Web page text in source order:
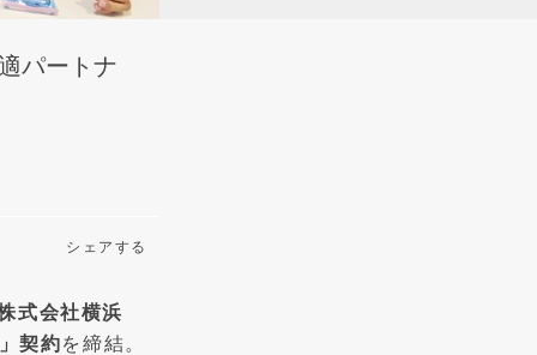
パートナ
シェアする
式会社横浜
契約を締結。